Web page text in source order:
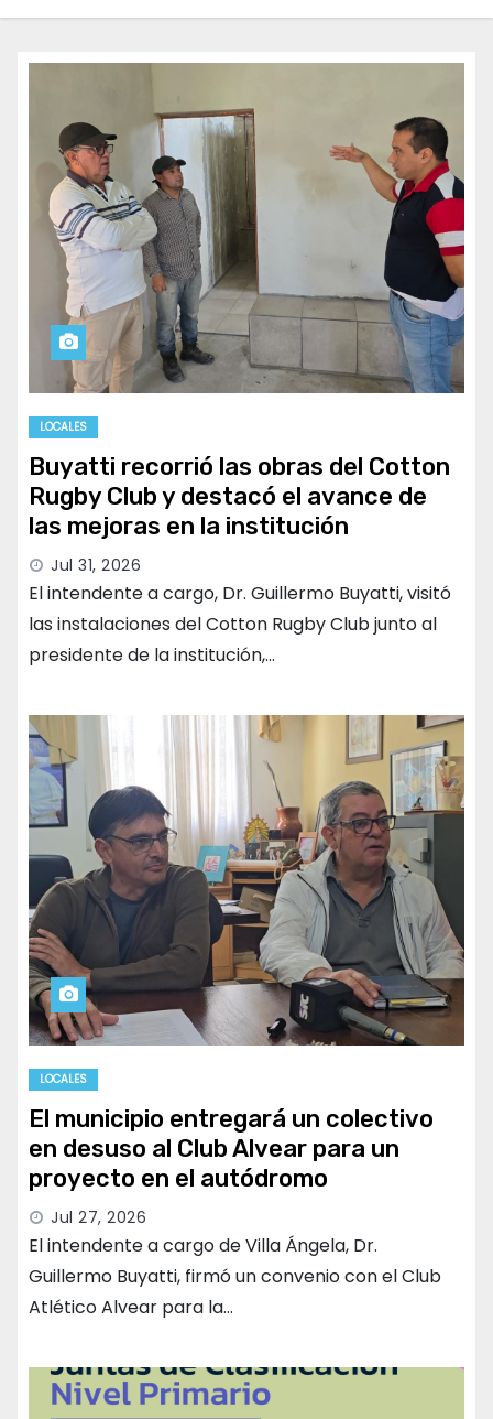
LOCALES
Buyatti recorrió las obras del Cotton
Rugby Club y destacó el avance de
las mejoras en la institución
Jul 31, 2026
El intendente a cargo, Dr. Guillermo Buyatti, visitó
las instalaciones del Cotton Rugby Club junto al
presidente de la institución,…
LOCALES
El municipio entregará un colectivo
en desuso al Club Alvear para un
proyecto en el autódromo
Jul 27, 2026
El intendente a cargo de Villa Ángela, Dr.
Guillermo Buyatti, firmó un convenio con el Club
Atlético Alvear para la…